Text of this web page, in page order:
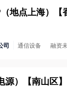
地点上海） 【
司 通信设备 融资
） 【南山区】